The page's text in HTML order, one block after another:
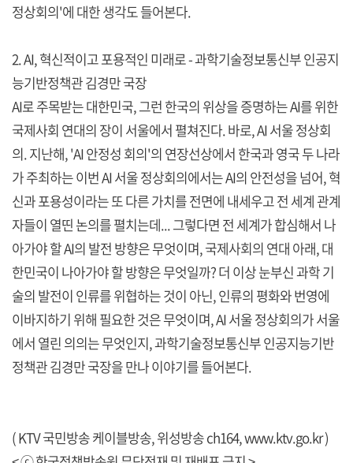
정상회의'에 대한 생각도 들어본다.
2. AI, 혁신적이고 포용적인 미래로 - 과학기술정보통신부 인공지
능기반정책관 김경만 국장
AI로 주목받는 대한민국, 그런 한국의 위상을 증명하는 AI를 위한
국제사회 연대의 장이 서울에서 펼쳐진다. 바로, AI 서울 정상회
의. 지난해, 'AI 안정성 회의'의 연장선상에서 한국과 영국 두 나라
가 주최하는 이번 AI 서울 정상회의에서는 AI의 안전성을 넘어, 혁
신과 포용성이라는 또 다른 가치를 전면에 내세우고 전 세계 관계
자들이 열띤 논의를 펼치는데... 그렇다면 전 세계가 합심해서 나
아가야 할 AI의 발전 방향은 무엇이며, 국제사회의 연대 아래, 대
한민국이 나아가야 할 방향은 무엇일까? 더 이상 눈부신 과학 기
술의 발전이 인류를 위협하는 것이 아닌, 인류의 평화와 번영에
이바지하기 위해 필요한 것은 무엇이며, AI 서울 정상회의가 서울
에서 열린 의의는 무엇인지, 과학기술정보통신부 인공지능기반
정책관 김경만 국장을 만나 이야기를 들어본다.
( KTV 국민방송 케이블방송, 위성방송 ch164,www.ktv.go.kr)